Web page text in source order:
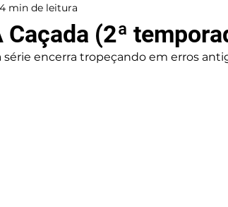
(2ª
4 min de leitura
encerra tropeçando em erros